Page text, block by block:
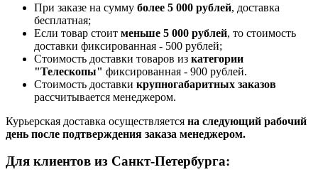
При заказе на сумму более 5 000 рублей, доставка
бесплатная;
Если товар стоит меньше 5 000 рублей, то стоимость
доставки фиксированная - 500 рублей;
Стоимость доставки товаров из категории
"Телескопы" фиксированная - 900 рублей.
Стоимость доставки крупногабаритных заказов
рассчитывается менеджером.
Курьерская доставка осуществляется на следующий рабочий
день после подтверждения заказа менеджером.
Для клиентов из Санкт-Петербурга: